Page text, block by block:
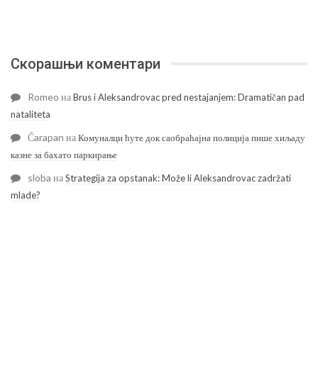
Скорашњи коментари
Romeo наBrus i Aleksandrovac pred nestajanjem: Dramatičan pad
nataliteta
Čarapan наКомуналци ћуте док саобраћајна полиција пише хиљаду
казне за бахато паркирање
sloba наStrategija za opstanak: Može li Aleksandrovac zadržati
mlade?